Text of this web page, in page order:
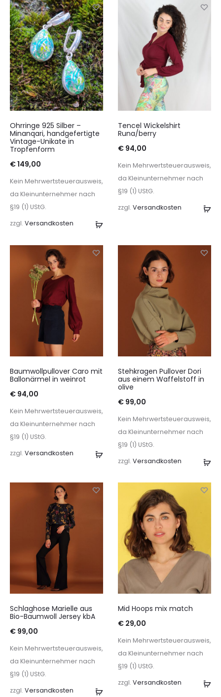
Warenkorb
In
Ohrringe 925 Silber –
Minanqari, handgefertigte
Vintage-Unikate in
Tropfenform
€149,00
Kein Mehrwertsteuerausweis,
da Kleinunternehmer nach
§19 (1) UStG.
zzgl. Versandkosten
Tencel Wickelshirt
Runa/berry
€ 94,00
Kein Mehrwertsteuerausweis,
da Kleinunternehmer nach
§19 (1) UStG.
zzgl. Versandkosten
Ausführung
Baumwollpullover Caro mit
Ballonärmel in weinrot
€ 94,00
Kein Mehrwertsteuerausweis,
da Kleinunternehmer nach
§19 (1) UStG.
zzgl. Versandkosten
Stehkragen Pullover Dori
aus einem Waffelstoff in
olive
€ 99,00
Kein Mehrwertsteuerausweis,
da Kleinunternehmer nach
§19 (1) UStG.
zzgl. Versandkosten
Ausführung
Schlaghose Marielle aus
Bio-Baumwoll Jersey kbA
€ 99,00
Kein Mehrwertsteuerausweis,
da Kleinunternehmer nach
§19 (1) UStG.
zzgl. Versandkosten
In
Mid Hoops mix match
€ 29,00
Kein Mehrwertsteuerausweis,
da Kleinunternehmer nach
§19 (1) UStG.
zzgl. Versandkosten